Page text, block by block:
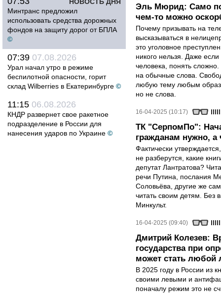
Минтранс предложил
использовать средства дорожных
фондов на защиту дорог от БПЛА
©
07:39 07.08.2026
Урал начал утро в режиме
беспилотной опасности, горит
склад Wilberries в Екатеринбурге ©
11:15 06.08.2026
КНДР развернет свое ракетное
подразделение в России для
нанесения ударов по Украине ©
Эль Мюрид: Само
чем-то можно
Почему призывать на
высказываться в
это уголовное
никого нельзя. Даже
человека, понять
на обычные слова.
любую тему любым
но не слова.
16-04-2025 (10:17)
ТК "СерпомПо":
гражданам нужно, а
Фактически
не разберутся, какие
депутат Лантратова?
речи Путина, послания
Соловьёва, другие же
читать своим детям. Без
Минкульт.
16-04-2025 (09:40)
Дмитрий Колезев:
государства при
может стать любой
В 2025 году в России из
своими левыми и
поначалу режим это не